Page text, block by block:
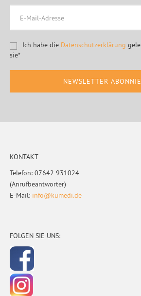
Ich habe die Datenschutzerklärung
sie*
KONTAKT
Telefon: 07642 931024
(Anrufbeantworter)
E-Mail: info@kumedi.de
FOLGEN SIE UNS: